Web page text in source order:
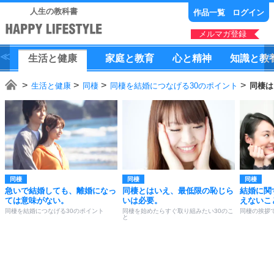
人生の教科書 作品一覧 ログイン
メルマガ登録
生活と健康 家庭と教育 心と精神 知識と教
生活と健康 同棲 同棲を結婚につなげる30のポイント 同棲
同棲
急いで結婚しても、離婚になっ
ては意味がない。
同棲を結婚につなげる30のポイント
同棲
同棲とはいえ、最低限の恥じら
いは必要。
同棲を始めたらすぐ取り組みたい30のこ
と
同棲
結婚に関
えないこ
同棲の挨拶